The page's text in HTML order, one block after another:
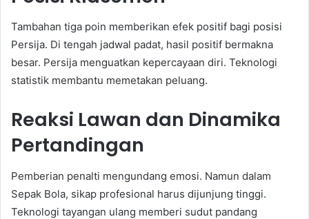
Tambahan tiga poin memberikan efek positif bagi posisi
Persija. Di tengah jadwal padat, hasil positif bermakna
besar. Persija menguatkan kepercayaan diri. Teknologi
statistik membantu memetakan peluang.
Reaksi Lawan dan Dinamika
Pertandingan
Pemberian penalti mengundang emosi. Namun dalam
Sepak Bola, sikap profesional harus dijunjung tinggi.
Teknologi tayangan ulang memberi sudut pandang